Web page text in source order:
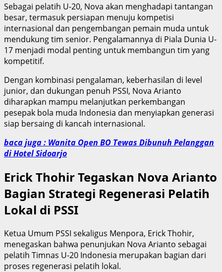
Sebagai pelatih U-20, Nova akan menghadapi tantangan
besar, termasuk persiapan menuju kompetisi
internasional dan pengembangan pemain muda untuk
mendukung tim senior. Pengalamannya di Piala Dunia U-
17 menjadi modal penting untuk membangun tim yang
kompetitif.
Dengan kombinasi pengalaman, keberhasilan di level
junior, dan dukungan penuh PSSI, Nova Arianto
diharapkan mampu melanjutkan perkembangan
pesepak bola muda Indonesia dan menyiapkan generasi
siap bersaing di kancah internasional.
baca juga : Wanita Open BO Tewas Dibunuh Pelanggan
di Hotel Sidoarjo
Erick Thohir Tegaskan Nova Arianto
Bagian Strategi Regenerasi Pelatih
Lokal di PSSI
Ketua Umum PSSI sekaligus Menpora, Erick Thohir,
menegaskan bahwa penunjukan Nova Arianto sebagai
pelatih Timnas U-20 Indonesia merupakan bagian dari
proses regenerasi pelatih lokal.